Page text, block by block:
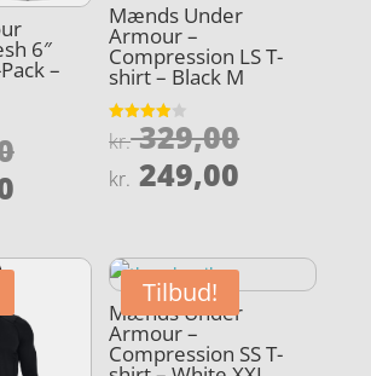
6″
–
Den
oprindelige
kr. 329,00.
Den
pris
er:
kr. 239,00.
Mænds Under
Armour –
Compression LS T-
shirt – Black M
Vurderet
3.9
kr.329,00Den
kr.
kr. 249,00
er:
kr.
Tilbud!
Mænds Under
Armour –
Compression SS T-